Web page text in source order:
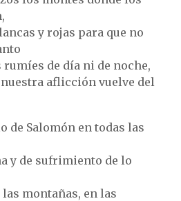
y rojas para que no
de día ni de noche,
aflicción vuelve del
de Salomón en todas las
y de sufrimiento de lo
montañas, en las